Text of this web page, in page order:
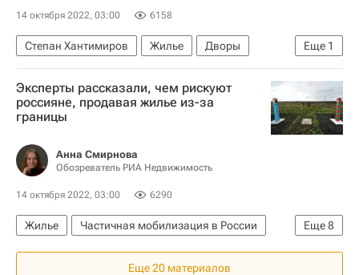
14 октября 2022, 03:00 6158
Еще 1
Степан Хантимиров Жилье
Дворы
Подъезды
Эксперты рассказали, чем рискуют
россияне, продавая жилье из-за
границы
Анна Смирнова
Обозреватель РИА Недвижимость
14 октября 2022, 03:00 6290
Еще8
Жилье
Частичная мобилизация в России
Россия
Щелково
Армения
Еще 20 материалов